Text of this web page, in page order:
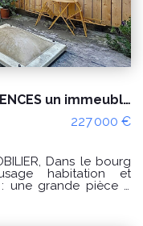
A vendre dans le bourg de CERENCES un immeuble à usage habitation et commercial
227 000 €
le bourg
habitation et